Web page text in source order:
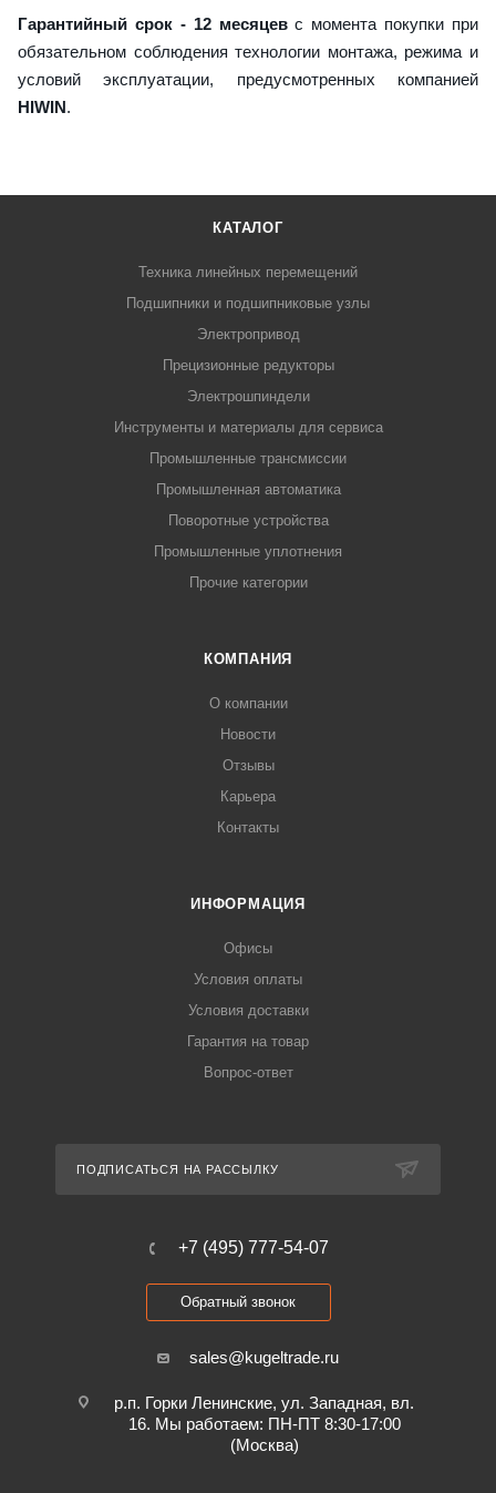
Гарантийный срок - 12 месяцевс момента покупки при
обязательном соблюдения технологии монтажа, режима и
условий эксплуатации, предусмотренных компанией
HIWIN.
КАТАЛОГ
Техника линейных перемещений
Подшипники и подшипниковые узлы
Электропривод
Прецизионные редукторы
Электрошпиндели
Инструменты и материалы для сервиса
Промышленные трансмиссии
Промышленная автоматика
Поворотные устройства
Промышленные уплотнения
Прочие категории
КОМПАНИЯ
О компании
Новости
Отзывы
Карьера
Контакты
ИНФОРМАЦИЯ
Офисы
Условия оплаты
Условия доставки
Гарантия на товар
Вопрос-ответ
ПОДПИСАТЬСЯ НА РАССЫЛКУ
+7 (495) 777-54-07
Обратный звонок
sales@kugeltrade.ru
р.п. Горки Ленинские, ул. Западная, вл.
16. Мы работаем: ПН-ПТ 8:30-17:00
(Москва)